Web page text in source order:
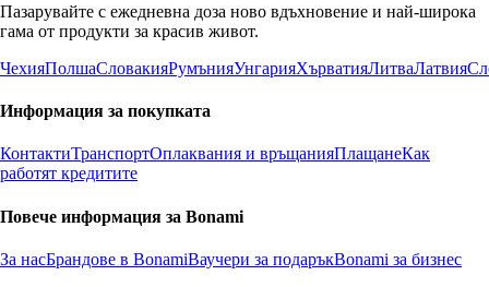
Пазарувайте с ежедневна доза ново вдъхновение и най-широка
гама от продукти за красив живот.
ЧехияПолшаСловакияРумънияУнгарияХърватияЛитваЛатвия
Информация за покупката
КонтактиТранспортОплаквания и връщанияПлащанеКак
работят кредитите
Повече информация за Bonami
За насБрандове в BonamiВаучери за подаръкBonami за бизнес